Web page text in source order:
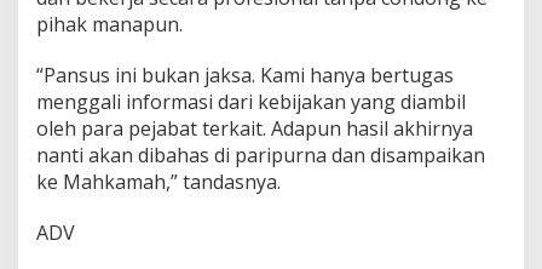
pihak manapun.
“Pansus ini bukan jaksa. Kami hanya bertugas
menggali informasi dari kebijakan yang diambil
oleh para pejabat terkait. Adapun hasil akhirnya
nanti akan dibahas di paripurna dan disampaikan
ke Mahkamah,” tandasnya.
ADV